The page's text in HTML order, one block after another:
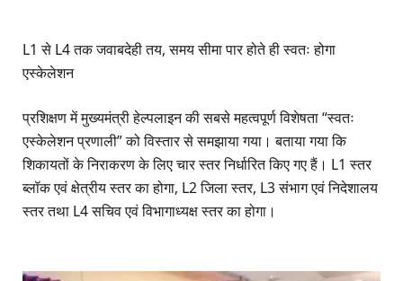
L1 से L4 तक जवाबदेही तय, समय सीमा पार होते ही स्वतः होगा
एस्केलेशन
प्रशिक्षण में मुख्यमंत्री हेल्पलाइन की सबसे महत्वपूर्ण विशेषता “स्वतः
एस्केलेशन प्रणाली” को विस्तार से समझाया गया। बताया गया कि
शिकायतों के निराकरण के लिए चार स्तर निर्धारित किए गए हैं। L1 स्तर
ब्लॉक एवं क्षेत्रीय स्तर का होगा, L2 जिला स्तर, L3 संभाग एवं निदेशालय
स्तर तथा L4 सचिव एवं विभागाध्यक्ष स्तर का होगा।